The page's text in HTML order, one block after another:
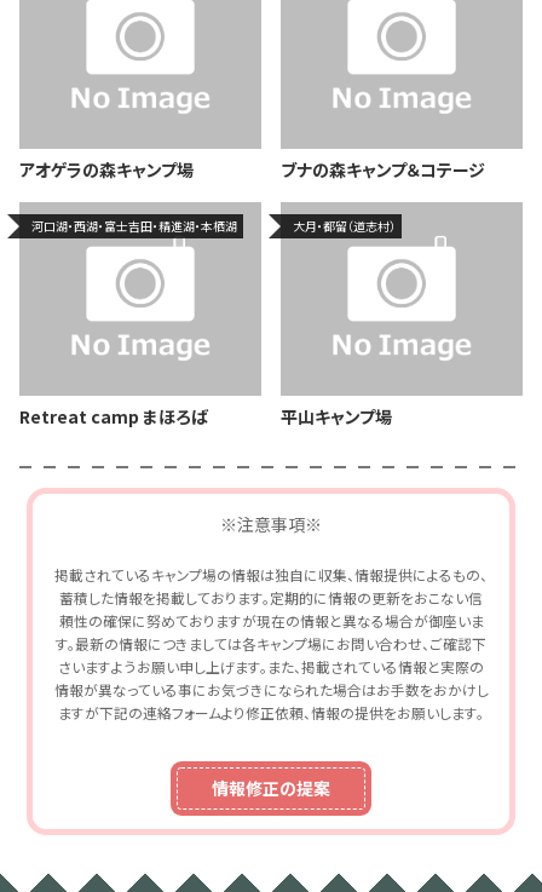
アオゲラの森キャンプ場 ブナの森キャンプ＆コテージ
河口湖・西湖・富士吉田・精進湖・本栖湖
Retreat camp まほろば
大月・都留（道志村）
平山キャンプ場
※注意事項※
掲載されているキャンプ場の情報は独自に収集、情報提供によるもの、
蓄積した情報を掲載しております。定期的に情報の更新をおこない信
頼性の確保に努めておりますが現在の情報と異なる場合が御座いま
す。最新の情報につきましては各キャンプ場にお問い合わせ、ご確認下
さいますようお願い申し上げます。また、掲載されている情報と実際の
情報が異なっている事にお気づきになられた場合はお手数をおかけし
ますが下記の連絡フォームより修正依頼、情報の提供をお願いします。
情報修正の提案